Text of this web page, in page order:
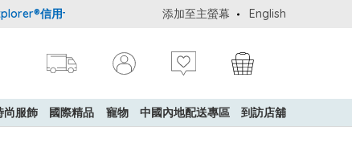
信用卡會員購物禮遇：高達5%簽賬回贈！ 購買一般貨品(冷凍
添加至主螢幕 English
尚服飾 國際精品 寵物 中國內地配送專區 到訪店舖